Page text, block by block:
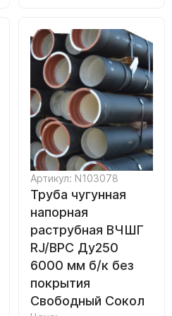
Артикул: N103078
Труба чугунная
напорная
раструбная ВЧШГ
RJ/ВРС Ду250
6000 мм б/к без
покрытия
Свободный Сокол